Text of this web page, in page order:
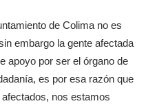
de Colima no es
embargo la gente afectada
apoyo por ser el órgano de
es por esa razón que
nos estamos